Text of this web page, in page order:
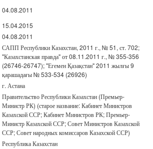
04.08.2011
15.04.2015
04.08.2011
САПП Республики Казахстан, 2011 г., № 51, ст. 702;
"Казахстанская правда" от 08.11.2011 г., № 355-356
(26746-26747); "Егемен Қазақстан" 2011 жылғы 9
қарашадағы № 533-534 (26926)
г. Астана
Правительство Республики Казахстан (Премьер-
Министр РК) (старое название: Кабинет Министров
Казахской ССР; Кабинет Министров РК; Премьер-
Министр Казахской ССР; Совет Министров Казахской
ССР; Совет народных комиссаров Казахской ССР)
Республика Казахстан